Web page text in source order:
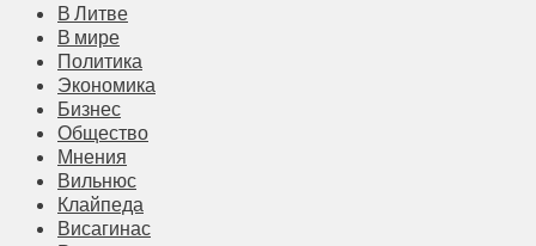
В Литве
В мире
Политика
Экономика
Бизнес
Общество
Мнения
Вильнюс
Клайпеда
Висагинас